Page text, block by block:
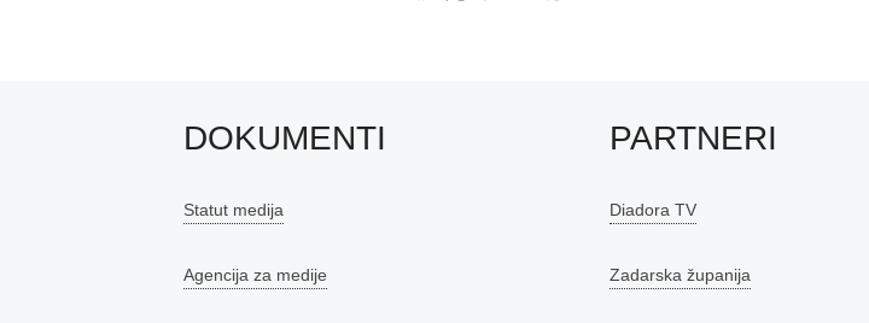
DOKUMENTI
Statut medija
Agencija za medije
PARTNERI
Diadora TV
Zadarska županija